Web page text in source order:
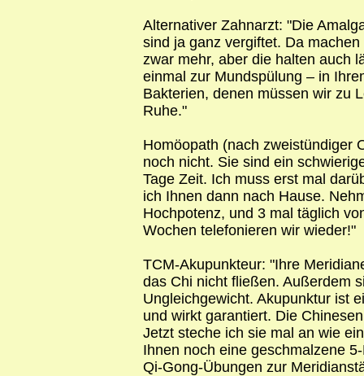
Alternativer Zahnarzt: "Die
sind ja ganz vergiftet. Da
zwar mehr, aber die halten auch
einmal zur Mundspülung – in
Bakterien, denen müssen wir zu
Ruhe."
Homöopath (nach zweistündiger
noch nicht. Sie sind ein
Tage Zeit. Ich muss erst mal
ich Ihnen dann nach Hause.
Hochpotenz, und 3 mal täglich
Wochen telefonieren wir wieder!"
TCM-Akupunkteur: "Ihre
das Chi nicht fließen. Außerdem
Ungleichgewicht. Akupunktur ist
und wirkt garantiert. Die
Jetzt steche ich sie mal an wie
Ihnen noch eine geschmalzene
Qi-Gong-Übungen zur